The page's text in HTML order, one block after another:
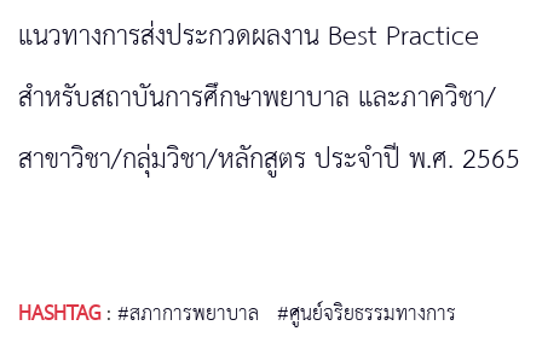
แนวทางการส่งประกวดผลงาน Best Practice
สำหรับสถาบันการศึกษาพยาบาล และภาควิชา/
สาขาวิชา/กลุ่มวิชา/หลักสูตร ประจำปี พ.ศ. 2565
HASHTAG:#สภาการพยาบาล #ศูนย์จริยธรรมทางการ